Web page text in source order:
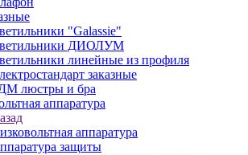
"Galassie"
ДИОЛУМ
линейные из профиля
заказные
люстры и бра
аппаратура
аппаратура
защиты